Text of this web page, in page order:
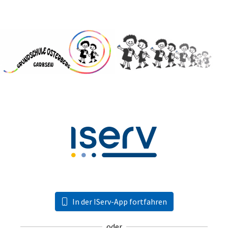
In der IServ-App fortfahren